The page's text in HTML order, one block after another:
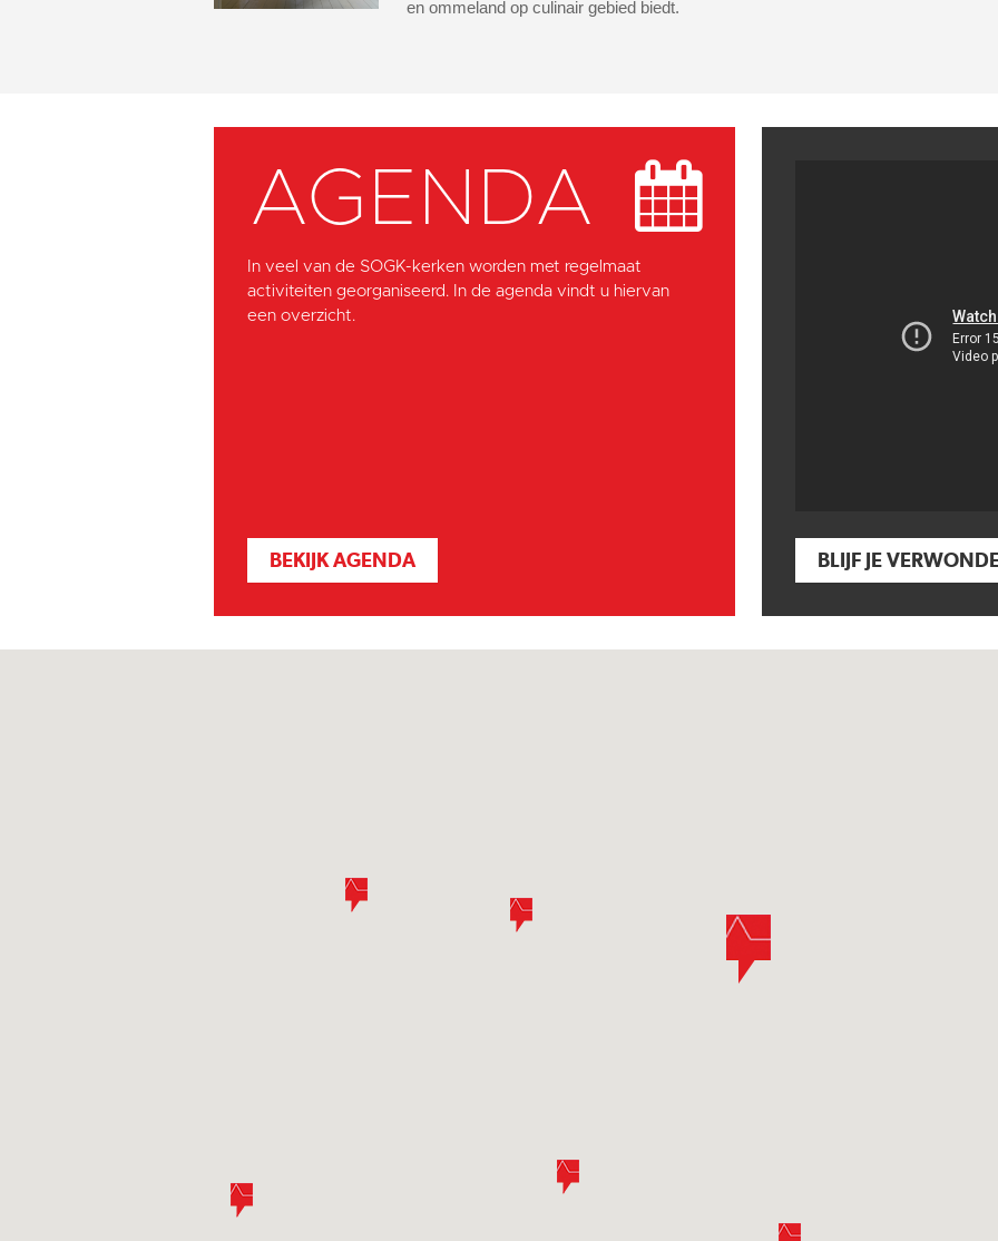
en ommeland op culinair gebied biedt.
AGENDA
In veel van de SOGK-kerken worden met regelmaat
activiteiten georganiseerd. In de agenda vindt u hiervan
een overzicht.
BEKIJK AGENDA BLIJF JE